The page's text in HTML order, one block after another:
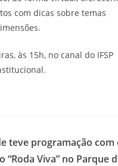
com dicas sobre temas
às 15h, no canal do IFSP
teve programação com
“Roda Viva” no Parque